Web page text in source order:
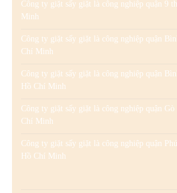
Công ty giặt sấy giặt là công nghiệp quận 9
Minh
Công ty giặt sấy giặt là công nghiệp quận
Chí Minh
Công ty giặt sấy giặt là công nghiệp quận
Hồ Chí Minh
Công ty giặt sấy giặt là công nghiệp quận
Chí Minh
Công ty giặt sấy giặt là công nghiệp quận
Hồ Chí Minh